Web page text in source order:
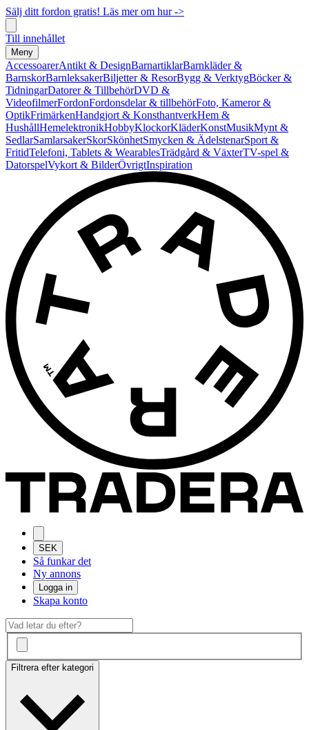
Sälj ditt fordon gratis! Läs mer om hur ->
Till innehållet
Meny
AccessoarerAntikt & DesignBarnartiklarBarnkläder &
BarnskorBarnleksakerBiljetter & ResorBygg & VerktygBöcker &
TidningarDatorer & TillbehörDVD &
VideofilmerFordonFordonsdelar & tillbehörFoto, Kameror &
OptikFrimärkenHandgjort & KonsthantverkHem &
HushållHemelektronikHobbyKlockorKläderKonstMusikMynt &
SedlarSamlarsakerSkorSkönhetSmycken & ÄdelstenarSport &
FritidTelefoni, Tablets & WearablesTrädgård & VäxterTV-spel &
DatorspelVykort & BilderÖvrigtInspiration
SEK
Så funkar det
Ny annons
Logga in
Skapa konto
Filtrera efter kategori